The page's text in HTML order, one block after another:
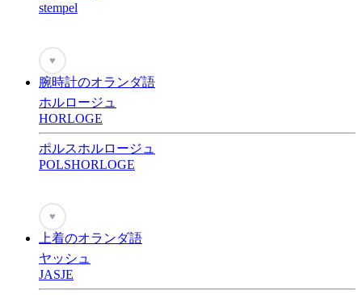
stempel
♥
腕時計のオランダ語
ホルロージュ
HORLOGE
ポルスホルロージュ
POLSHORLOGE
♥
上着のオランダ語
ヤッシュ
JASJE